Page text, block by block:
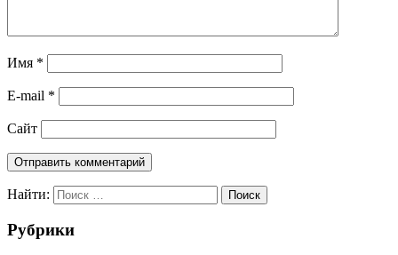
Имя *
E-mail *
Сайт
Найти: Поиск
Рубрики